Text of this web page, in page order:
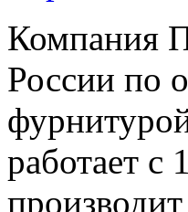
Компания
России по
работает